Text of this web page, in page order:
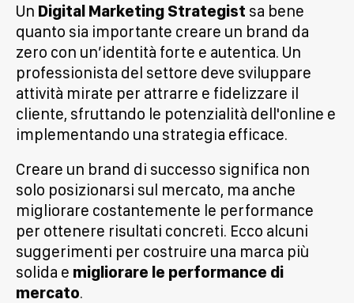
Un Digital Marketing Strategist sa bene
quanto sia importante creare un brand da
zero con un’identità forte e autentica. Un
professionista del settore deve sviluppare
attività mirate per attrarre e fidelizzare il
cliente, sfruttando le potenzialità dell'online e
implementando una strategia efficace.
Creare un brand di successo significa non
solo posizionarsi sul mercato, ma anche
migliorare costantemente le performance
per ottenere risultati concreti. Ecco alcuni
suggerimenti per costruire una marca più
solida e migliorare le performance di
mercato.